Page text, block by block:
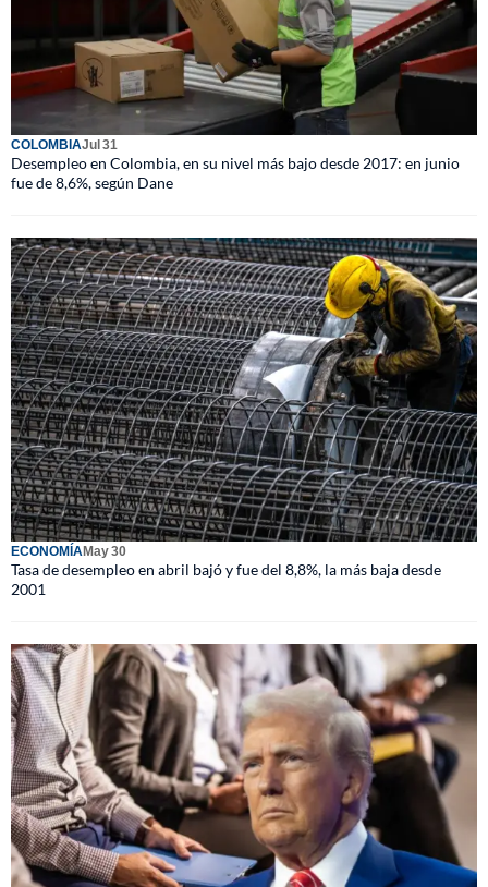
COLOMBIAJul 31
Desempleo en Colombia, en su nivel más bajo desde 2017: en junio
fue de 8,6%, según Dane
ECONOMÍAMay 30
Tasa de desempleo en abril bajó y fue del 8,8%, la más baja desde
2001